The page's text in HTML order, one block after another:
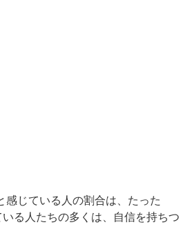
感じている人の割合は、たった
る人たちの多くは、自信を持ちつ